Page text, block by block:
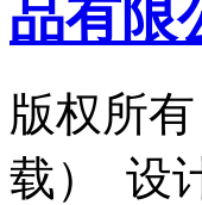
版权所
载） 设